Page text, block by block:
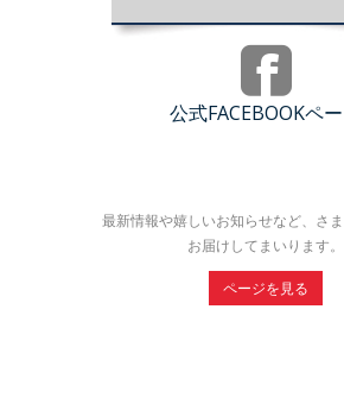
公式FACEBOOKペ
最新情報や嬉しいお知らせなど、さ
お届けしてまいります。
ページを見る